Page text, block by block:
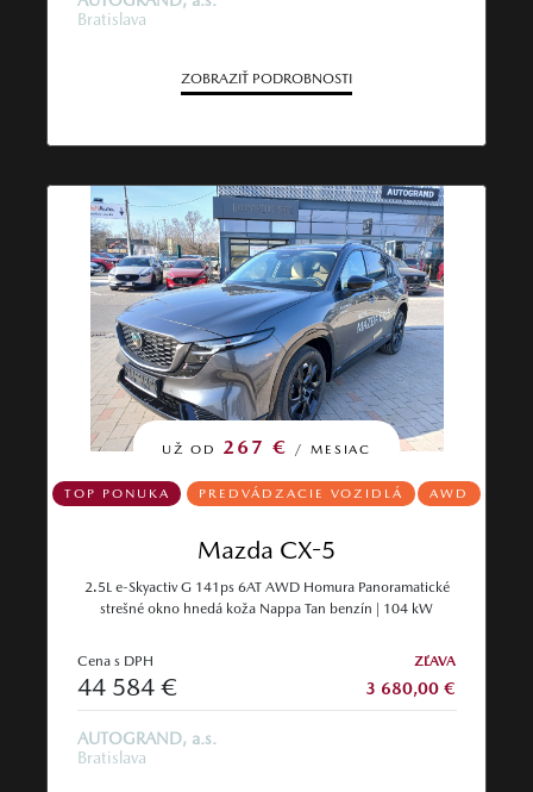
Bratislava
ZOBRAZIŤ PODROBNOSTI
UŽ OD 267 € / MESIAC
TOP PONUKA PREDVÁDZACIE VOZIDLÁ AWD
Mazda CX-5
2.5L e-Skyactiv G 141ps 6AT AWD Homura Panoramatické
strešné okno hnedá koža Nappa Tan benzín | 104 kW
Cena s DPH
44 584 €
ZĽAVA
3 680,00 €
AUTOGRAND, a.s.
Bratislava